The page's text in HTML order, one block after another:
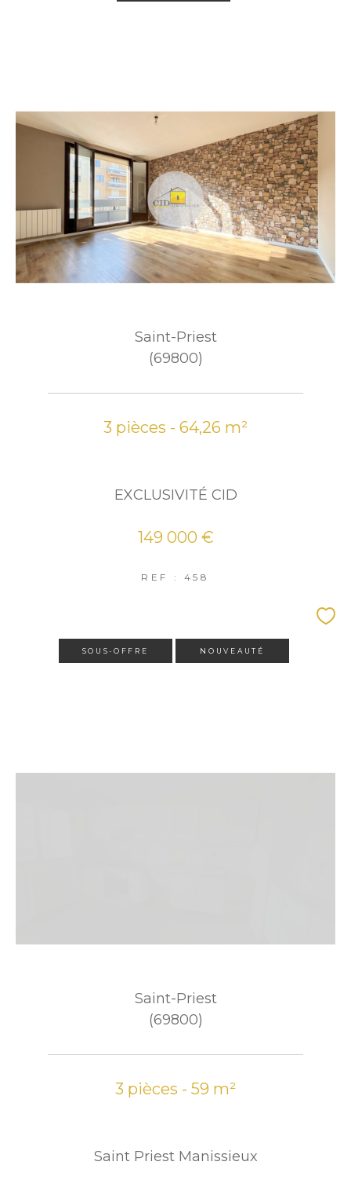
Saint-Priest
(69800)
3 pièces - 64,26 m²
EXCLUSIVITÉ CID
149 000 €
REF : 458
SOUS-OFFRE NOUVEAUTÉ
Saint-Priest
(69800)
3 pièces - 59 m²
Saint Priest Manissieux